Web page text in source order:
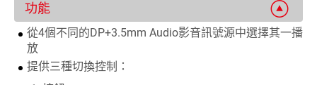
功能
從4個不同的DP+3.5mm Audio影音訊號源中選擇其一播
放
提供三種切換控制：